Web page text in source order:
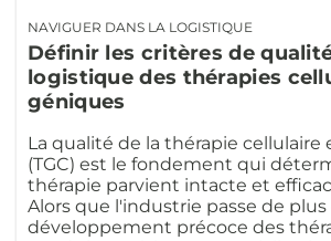
NAVIGUER DANS LA LOGISTIQUE
Définir les critères de
logistique des thérapies
géniques
La qualité de la thérapie cellulaire
(TGC) est le fondement qui
thérapie parvient intacte et
Alors que l'industrie passe de
développement précoce des